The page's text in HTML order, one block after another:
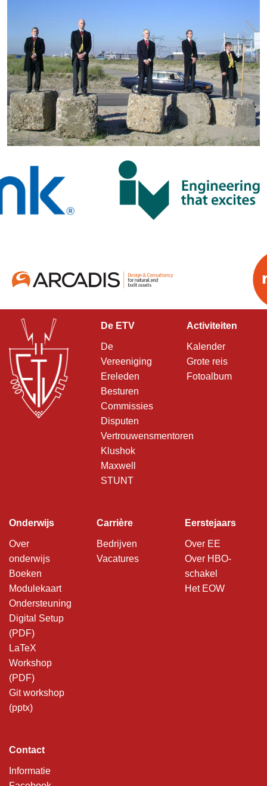
De ETV
De
Vereeniging
Ereleden
Besturen
Commissies
Disputen
Vertrouwensmentoren
Klushok
Maxwell
STUNT
Activiteiten
Kalender
Grote reis
Fotoalbum
Onderwijs
Over
onderwijs
Boeken
Modulekaart
Ondersteuning
Digital Setup
(PDF)
LaTeX
Workshop
(PDF)
Git workshop
(pptx)
Carrière
Bedrijven
Vacatures
Eerstejaars
Over EE
Over HBO-
schakel
Het EOW
Contact
Informatie